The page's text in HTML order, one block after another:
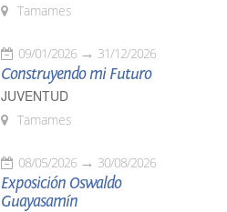
Tamames
09/01/2026 31/12/2026
Construyendo mi Futuro
JUVENTUD
Tamames
08/05/2026 30/08/2026
Exposición Oswaldo
Guayasamín